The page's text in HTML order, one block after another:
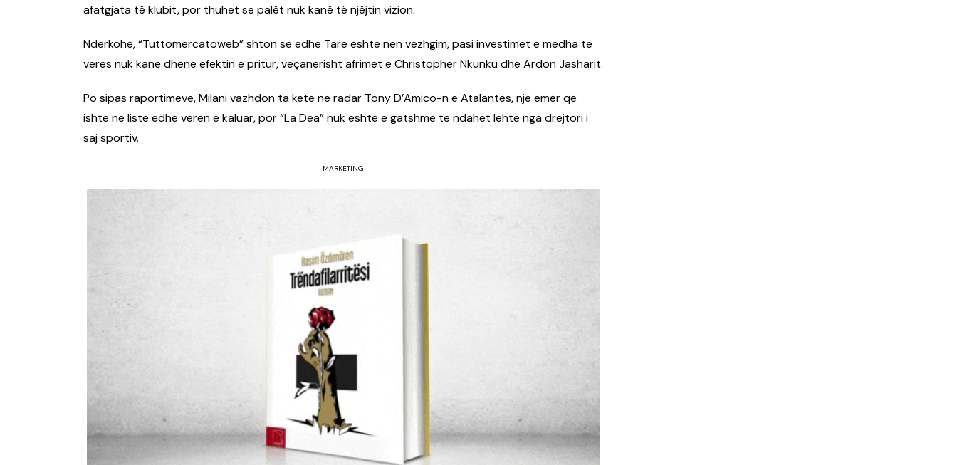
afatgjata të klubit, por thuhet se palët nuk kanë të njëjtin vizion.
Ndërkohë, “Tuttomercatoweb” shton se edhe Tare është nën vëzhgim, pasi investimet e mëdha të
verës nuk kanë dhënë efektin e pritur, veçanërisht afrimet e Christopher Nkunku dhe Ardon Jasharit.
Po sipas raportimeve, Milani vazhdon ta ketë në radar Tony D’Amico-n e Atalantës, një emër që
ishte në listë edhe verën e kaluar, por “La Dea” nuk është e gatshme të ndahet lehtë nga drejtori i
saj sportiv.
MARKETING